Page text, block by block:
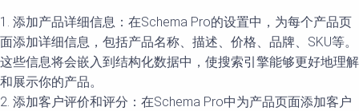
1. 添加产品详细信息：在Schema Pro的设置中，为每个产品页
面添加详细信息，包括产品名称、描述、价格、品牌、SKU等。
这些信息将会嵌入到结构化数据中，使搜索引擎能够更好地理解
和展示你的产品。
2. 添加客户评价和评分：在Schema Pro中为产品页面添加客户